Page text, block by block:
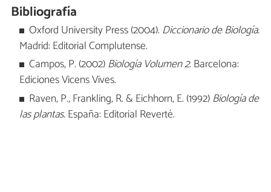
Bibliografía
Oxford University Press (2004). Diccionario de Biología.
Madrid: Editorial Complutense.
Campos, P. (2002)Biología Volumen 2.Barcelona:
Ediciones Vicens Vives.
Raven, P., Frankling, R. & Eichhorn, E. (1992)Biología de
las plantas.España: Editorial Reverté.